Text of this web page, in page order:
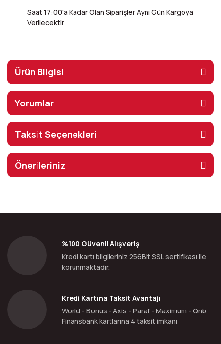
Saat 17:00'a Kadar Olan Siparişler Aynı Gün Kargoya
Verilecektir
Ürün Bilgisi
Yorumlar
Taksit Seçenekleri
Önerileriniz
%100 Güvenli Alışveriş
Kredi kartı bilgileriniz 256Bit SSL sertifikası ile
korunmaktadır.
Kredi Kartına Taksit Avantajı
World - Bonus - Axis - Paraf - Maximum - Qnb
Finansbank kartlarına 4 taksit imkanı